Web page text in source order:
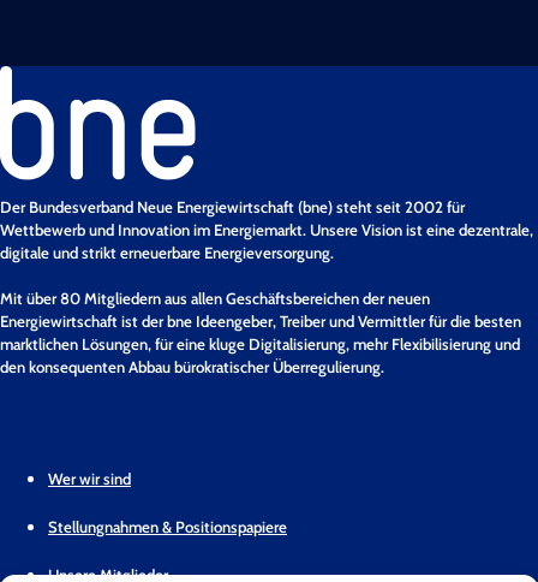
Der Bundesverband Neue Energiewirtschaft (bne) steht seit 2002 für
Wettbewerb und Innovation im Energiemarkt. Unsere Vision ist eine dezentrale,
digitale und strikt erneuerbare Energieversorgung.
Mit über 80 Mitgliedern aus allen Geschäftsbereichen der neuen
Energiewirtschaft ist der bne Ideengeber, Treiber und Vermittler für die besten
marktlichen Lösungen, für eine kluge Digitalisierung, mehr Flexibilisierung und
den konsequenten Abbau bürokratischer Überregulierung.
Wer wir sind
Stellungnahmen & Positionspapiere
Unsere Mitglieder